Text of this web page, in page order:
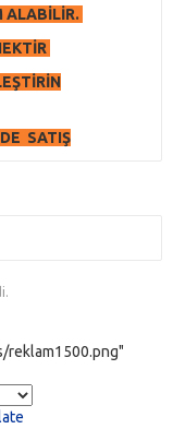
ALABİLİR.
SATIŞ
reklam1500.png"